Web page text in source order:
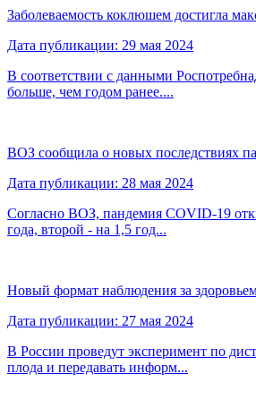
Заболеваемость коклюшем достигла
Дата публикации: 29 мая 2024
В соответствии с данными
больше, чем годом ранее....
ВОЗ сообщила о новых последствиях
Дата публикации: 28 мая 2024
Согласно ВОЗ, пандемия COVID-19
года, второй - на 1,5 год...
Новый формат наблюдения за
Дата публикации: 27 мая 2024
В России проведут эксперимент по
плода и передавать информ...